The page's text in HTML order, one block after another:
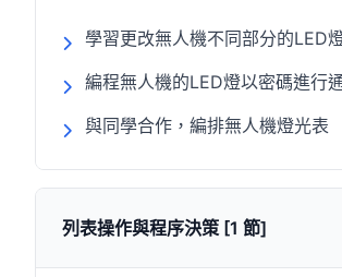
學習更改無人機不同部分的LED
編程無人機的LED燈以密碼進行
與同學合作，編排無人機燈光表
列表操作與程序決策 [1 節]